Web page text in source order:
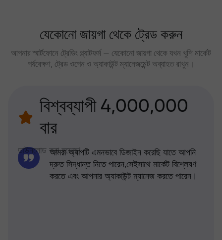
যেকোনো জায়গা থেকে ট্রেড করুন
আপনার স্মার্টফোনে ট্রেডিং প্ল্যাটফর্ম — যেকোনো জায়গা থেকে যখন খুশি মার্কেট
পর্যবেক্ষণ, ট্রেড ওপেন ও অ্যাকাউন্ট ম্যানেজমেন্ট অব্যাহত রাখুন।
বিশ্বব্যাপী 4,000,000
বার
ডাউনলোড করা হয়েছে!আমরা অ্যাপটি এমনভাবে ডিজাইন করেছি যাতে আপনি
দ্রুত সিদ্ধান্ত নিতে পারেন,সেইসাথে মার্কেট বিশ্লেষণ
করতে এবং আপনার অ্যাকাউন্ট ম্যানেজ করতে পারেন।